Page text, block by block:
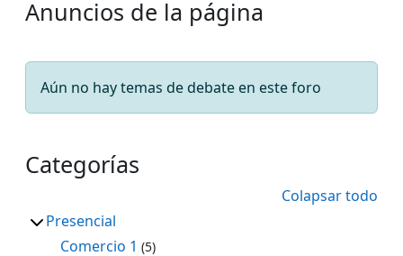
Anuncios de la página
Aún no hay temas de debate en este foro
Categorías
Colapsar todo
Presencial
Comercio 1 (5)